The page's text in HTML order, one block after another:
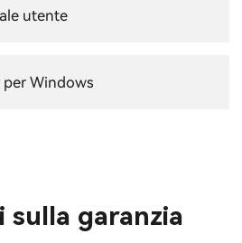
utente
per Windows
sulla garanzia